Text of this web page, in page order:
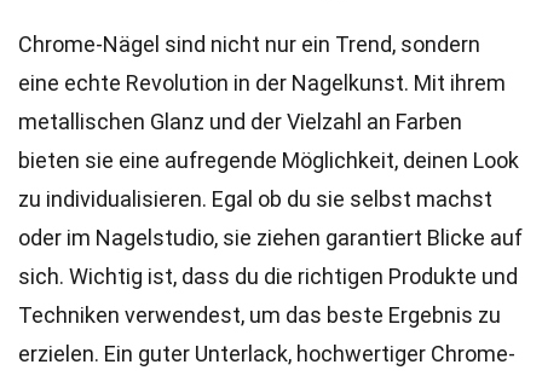
Chrome-Nägel sind nicht nur ein Trend, sondern
eine echte Revolution in der Nagelkunst. Mit ihrem
metallischen Glanz und der Vielzahl an Farben
bieten sie eine aufregende Möglichkeit, deinen Look
zu individualisieren. Egal ob du sie selbst machst
oder im Nagelstudio, sie ziehen garantiert Blicke auf
sich. Wichtig ist, dass du die richtigen Produkte und
Techniken verwendest, um das beste Ergebnis zu
erzielen. Ein guter Unterlack, hochwertiger Chrome-